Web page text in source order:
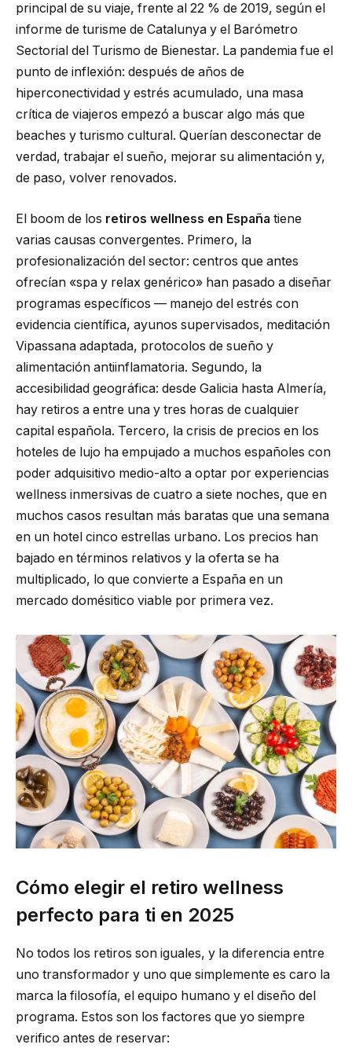
principal de su viaje, frente al 22 % de 2019, según el
informe de turisme de Catalunya y el Barómetro
Sectorial del Turismo de Bienestar. La pandemia fue el
punto de inflexión: después de años de
hiperconectividad y estrés acumulado, una masa
crítica de viajeros empezó a buscar algo más que
beaches y turismo cultural. Querían desconectar de
verdad, trabajar el sueño, mejorar su alimentación y,
de paso, volver renovados.
El boom de los retiros wellness en España tiene
varias causas convergentes. Primero, la
profesionalización del sector: centros que antes
ofrecían «spa y relax genérico» han pasado a diseñar
programas específicos — manejo del estrés con
evidencia científica, ayunos supervisados, meditación
Vipassana adaptada, protocolos de sueño y
alimentación antiinflamatoria. Segundo, la
accesibilidad geográfica: desde Galicia hasta Almería,
hay retiros a entre una y tres horas de cualquier
capital española. Tercero, la crisis de precios en los
hoteles de lujo ha empujado a muchos españoles con
poder adquisitivo medio-alto a optar por experiencias
wellness inmersivas de cuatro a siete noches, que en
muchos casos resultan más baratas que una semana
en un hotel cinco estrellas urbano. Los precios han
bajado en términos relativos y la oferta se ha
multiplicado, lo que convierte a España en un
mercado domésitico viable por primera vez.
Cómo elegir el retiro wellness
perfecto para ti en 2025
No todos los retiros son iguales, y la diferencia entre
uno transformador y uno que simplemente es caro la
marca la filosofía, el equipo humano y el diseño del
programa. Estos son los factores que yo siempre
verifico antes de reservar: